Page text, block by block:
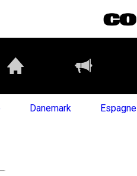
Danemark Espagne